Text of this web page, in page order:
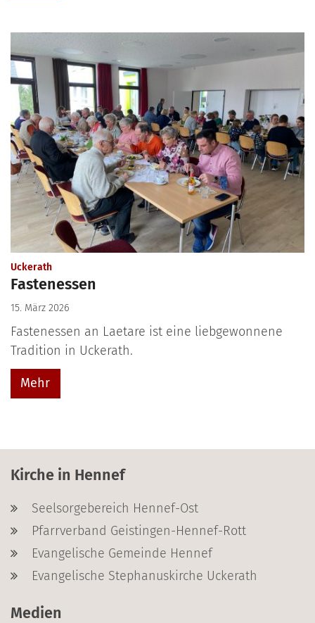
Uckerath:
Fastenessen
15. März 2026
Fastenessen an Laetare ist eine liebgewonnene
Tradition in Uckerath.
Mehr
Kirche in Hennef
Seelsorgebereich Hennef-Ost
Pfarrverband Geistingen-Hennef-Rott
Evangelische Gemeinde Hennef
Evangelische Stephanuskirche Uckerath
Medien